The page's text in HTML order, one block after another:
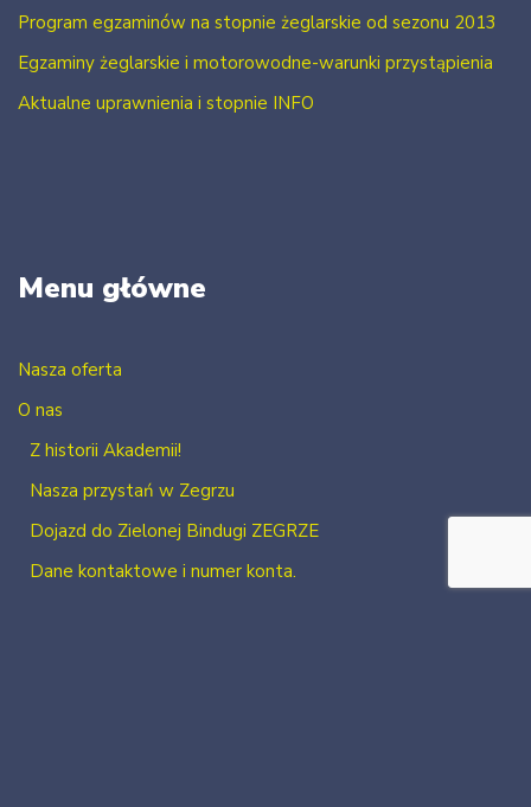
Program egzaminów na stopnie żeglarskie od sezonu 2013
Egzaminy żeglarskie i motorowodne-warunki przystąpienia
Aktualne uprawnienia i stopnie INFO
Menu główne
Nasza oferta
O nas
Z historii Akademii!
Nasza przystań w Zegrzu
Dojazd do Zielonej Bindugi ZEGRZE
Dane kontaktowe i numer konta.